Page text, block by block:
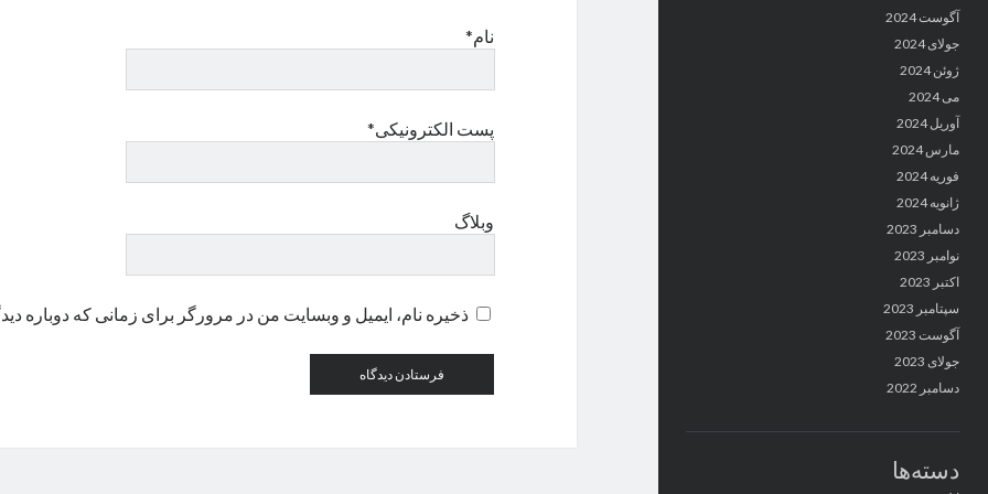
آگوست 2024
جولای 2024
ژوئن 2024
می 2024
آوریل 2024
مارس 2024
فوریه 2024
ژانویه 2024
دسامبر 2023
نوامبر 2023
اکتبر 2023
سپتامبر 2023
آگوست 2023
جولای 2023
دسامبر 2022
دسته‌ها
نام*
پست الکترونیکی*
وبلاگ
ذخیره نام، ایمیل و وبسایت من در مرورگر برای زمانی که دوباره